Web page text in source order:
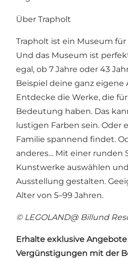
Über Trapholt
Trapholt ist ein Museum für
Und das Museum ist
egal, ob 7 Jahre oder 43
Beispiel deine ganz eigene
Entdecke die Werke, die
Bedeutung haben. Das
lustigen Farben sein. Oder
Familie spannend findet.
anderes… Mit einer runden
Kunstwerke auswählen
Ausstellung gestalten.
Alter von 5–99 Jahren.
© LEGOLAND@ Billund
Erhalte exklusive
Vergünstigungen mit der